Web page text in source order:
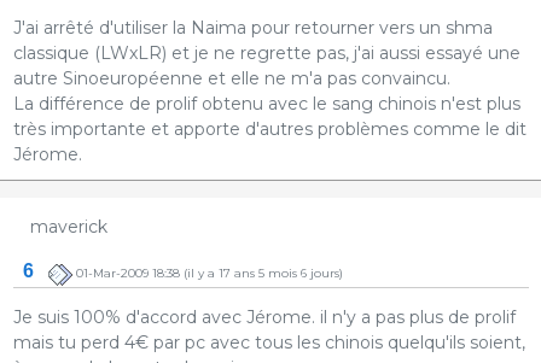
J'ai arrêté d'utiliser la Naima pour retourner vers un shma
classique (LWxLR) et je ne regrette pas, j'ai aussi essayé une
autre Sinoeuropéenne et elle ne m'a pas convaincu.
La différence de prolif obtenu avec le sang chinois n'est plus
très importante et apporte d'autres problèmes comme le dit
Jérome.
maverick
6 01-Mar-2009 18:38(il y a 17 ans 5 mois 6 jours)
Je suis 100% d'accord avec Jérome. il n'y a pas plus de prolif
mais tu perd 4€ par pc avec tous les chinois quelqu'ils soient,